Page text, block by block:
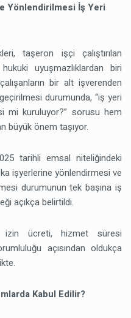
Yönlendirilmesi İş Yeri
taşeron işçi çalıştırılan
uyuşmazlıklardan biri
bir alt işverenden
durumunda, “iş yeri
mi kuruluyor?” sorusu hem
büyük önem taşıyor.
tarihli emsal niteliğindeki
işyerlerine yönlendirmesi ve
durumunun tek başına iş
açıkça belirtildi.
izin ücreti, hizmet süresi
açısından oldukça
Kabul Edilir?